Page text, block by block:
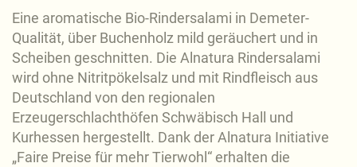
Eine aromatische Bio-Rindersalami in Demeter-
Qualität, über Buchenholz mild geräuchert und in
Scheiben geschnitten. Die Alnatura Rindersalami
wird ohne Nitritpökelsalz und mit Rindfleisch aus
Deutschland von den regionalen
Erzeugerschlachthöfen Schwäbisch Hall und
Kurhessen hergestellt. Dank der Alnatura Initiative
„Faire Preise für mehr Tierwohl“ erhalten die